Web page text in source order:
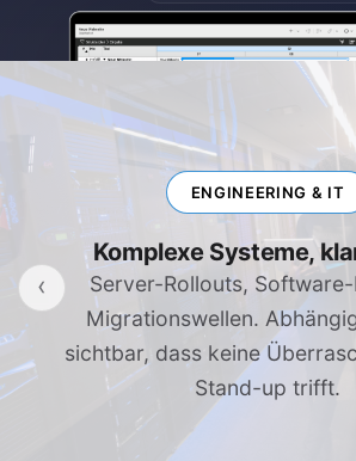
ENGINEERING & IT
Komplexe Systeme,
Server-Rollouts, Software-
Migrationswellen.
sichtbar, dass keine
Stand-up trifft.
‹